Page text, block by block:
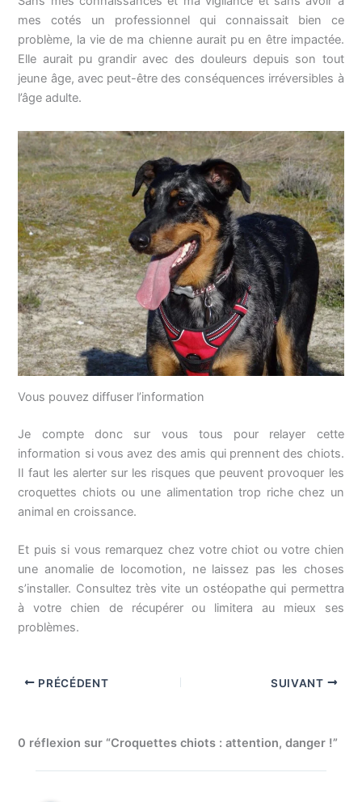
mes cotés un professionnel qui connaissait bien ce
problème, la vie de ma chienne aurait pu en être impactée.
Elle aurait pu grandir avec des douleurs depuis son tout
jeune âge, avec peut-être des conséquences irréversibles à
l’âge adulte.
Vous pouvez diffuser l’information
Je compte donc sur vous tous pour relayer cette
information si vous avez des amis qui prennent des chiots.
Il faut les alerter sur les risques que peuvent provoquer les
croquettes chiots ou une alimentation trop riche chez un
animal en croissance.
Et puis si vous remarquez chez votre chiot ou votre chien
une anomalie de locomotion, ne laissez pas les choses
s’installer. Consultez très vite un ostéopathe qui permettra
à votre chien de récupérer ou limitera au mieux ses
problèmes.
PRÉCÉDENT SUIVANT
0 réflexion sur “Croquettes chiots : attention, danger !”